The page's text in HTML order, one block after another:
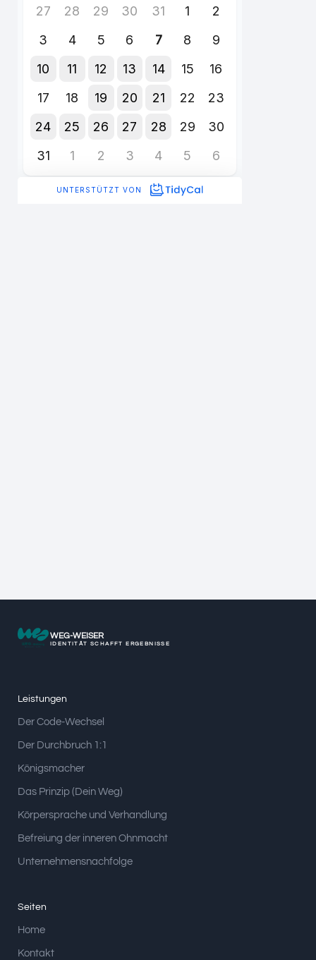
WEG-WEISER
IDENTITÄT SCHAFFT ERGEBNISSE
Leistungen
Der Code-Wechsel
Der Durchbruch 1:1
Königsmacher
Das Prinzip (Dein Weg)
Körpersprache und Verhandlung
Befreiung der inneren Ohnmacht
Unternehmensnachfolge
Seiten
Home
Kontakt